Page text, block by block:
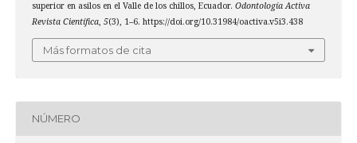
superior en asilos en el Valle de los chillos, Ecuador. Odontología Activa
Revista Científica, 5(3), 1–6. https://doi.org/10.31984/oactiva.v5i3.438
Más formatos de cita
NÚMERO